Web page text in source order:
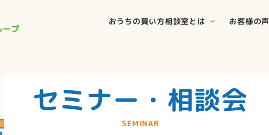
おうちの買い方相談室とは お客様の声
セミナー・相談会
SEMINAR